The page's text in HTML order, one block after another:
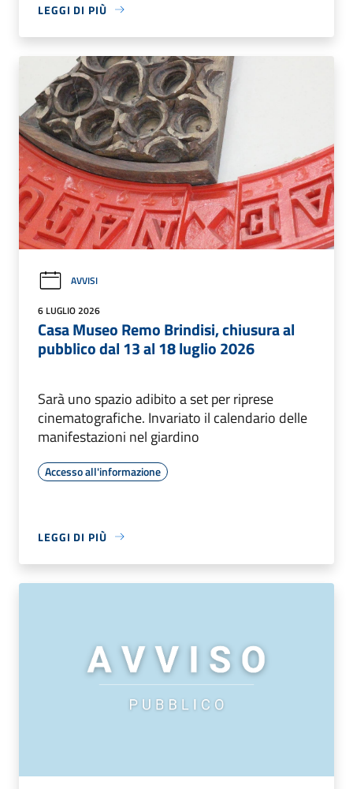
LEGGI DI PIÙ
AVVISI
6 LUGLIO 2026
Casa Museo Remo Brindisi, chiusura al
pubblico dal 13 al 18 luglio 2026
Sarà uno spazio adibito a set per riprese
cinematografiche. Invariato il calendario delle
manifestazioni nel giardino
Accesso all'informazione
LEGGI DI PIÙ